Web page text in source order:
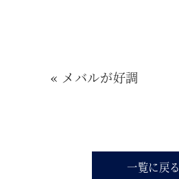
« メバルが好調
一覧に戻る